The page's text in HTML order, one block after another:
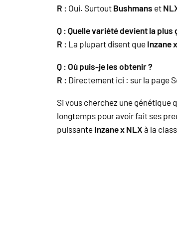
R : Oui. Surtout Bushmans et
Q : Quelle variété devient la plus
R : La plupart disent que Inzane
Q : Où puis-je les obtenir ?
R : Directement ici : sur la page
Si vous cherchez une génétique
longtemps pour avoir fait ses
puissante Inzane x NLX à la